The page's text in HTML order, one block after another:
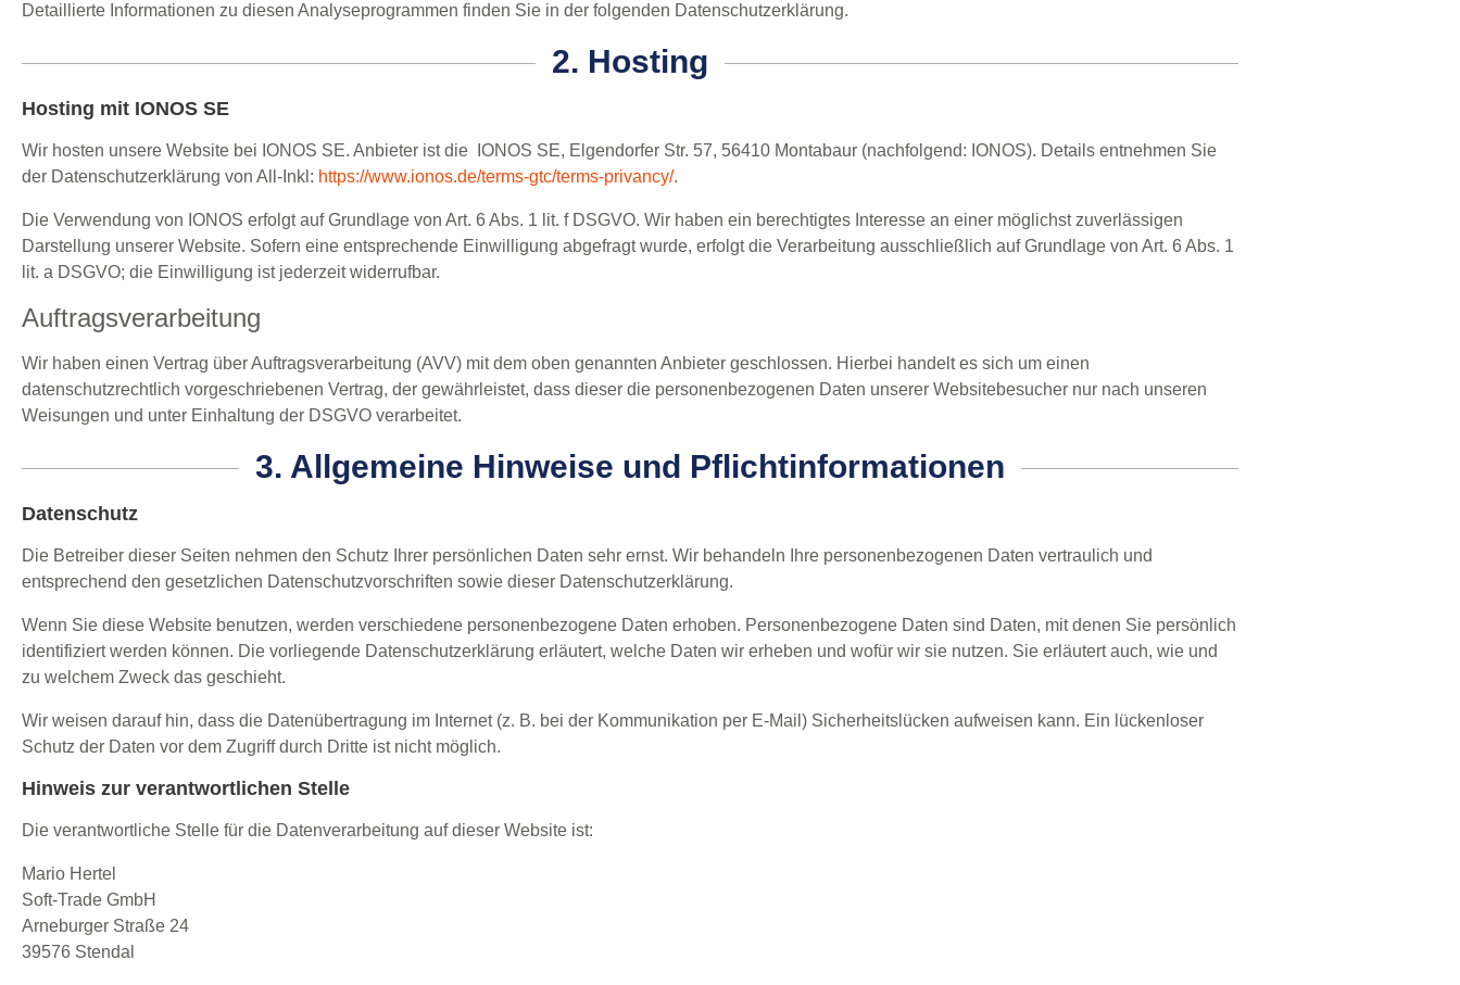
Detaillierte Informationen zu diesen Analyseprogrammen finden Sie in der folgenden Datenschutzerklärung.
2. Hosting
Hosting mit IONOS SE
Wir hosten unsere Website bei IONOS SE. Anbieter ist die IONOS SE, Elgendorfer Str. 57, 56410 Montabaur (nachfolgend: IONOS). Details entnehmen Sie
der Datenschutzerklärung von All-Inkl: https://www.ionos.de/terms-gtc/terms-privancy/.
Die Verwendung von IONOS erfolgt auf Grundlage von Art. 6 Abs. 1 lit. f DSGVO. Wir haben ein berechtigtes Interesse an einer möglichst zuverlässigen
Darstellung unserer Website. Sofern eine entsprechende Einwilligung abgefragt wurde, erfolgt die Verarbeitung ausschließlich auf Grundlage von Art. 6 Abs. 1
lit. a DSGVO; die Einwilligung ist jederzeit widerrufbar.
Auftragsverarbeitung
Wir haben einen Vertrag über Auftragsverarbeitung (AVV) mit dem oben genannten Anbieter geschlossen. Hierbei handelt es sich um einen
datenschutzrechtlich vorgeschriebenen Vertrag, der gewährleistet, dass dieser die personenbezogenen Daten unserer Websitebesucher nur nach unseren
Weisungen und unter Einhaltung der DSGVO verarbeitet.
3. Allgemeine Hinweise und Pflicht­informationen
Datenschutz
Die Betreiber dieser Seiten nehmen den Schutz Ihrer persönlichen Daten sehr ernst. Wir behandeln Ihre personenbezogenen Daten vertraulich und
entsprechend den gesetzlichen Datenschutzvorschriften sowie dieser Datenschutzerklärung.
Wenn Sie diese Website benutzen, werden verschiedene personenbezogene Daten erhoben. Personenbezogene Daten sind Daten, mit denen Sie persönlich
identifiziert werden können. Die vorliegende Datenschutzerklärung erläutert, welche Daten wir erheben und wofür wir sie nutzen. Sie erläutert auch, wie und
zu welchem Zweck das geschieht.
Wir weisen darauf hin, dass die Datenübertragung im Internet (z. B. bei der Kommunikation per E-Mail) Sicherheitslücken aufweisen kann. Ein lückenloser
Schutz der Daten vor dem Zugriff durch Dritte ist nicht möglich.
Hinweis zur verantwortlichen Stelle
Die verantwortliche Stelle für die Datenverarbeitung auf dieser Website ist:
Mario Hertel
Soft-Trade GmbH
Arneburger Straße 24
39576 Stendal